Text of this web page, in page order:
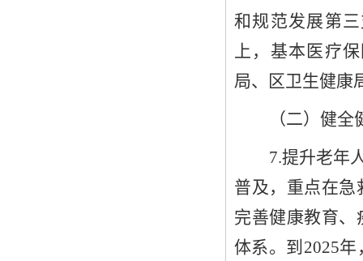
和规范发展第
上， 基本医疗
局、
区卫生健康
（二）健
7.提升老年
普及， 重点在急
完善健康教育、
体系。到 2025年